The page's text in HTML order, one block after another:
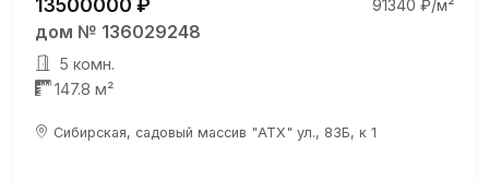
91340 ₽/м²
дом № 136029248
5 комн.
147.8 м²
Сибирская, садовый массив "АТХ" ул., 83Б, к 1